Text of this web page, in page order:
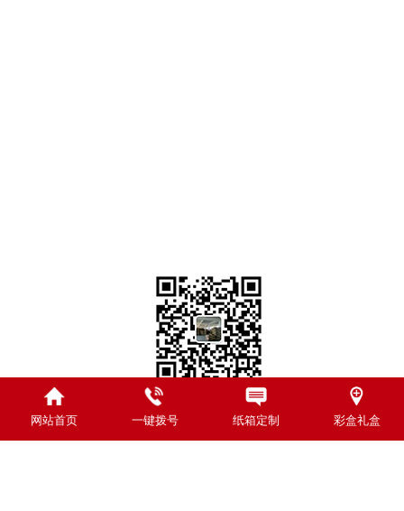
扫一扫关注纸箱厂
网站首页 一键拨号 纸箱定制 彩盒礼盒